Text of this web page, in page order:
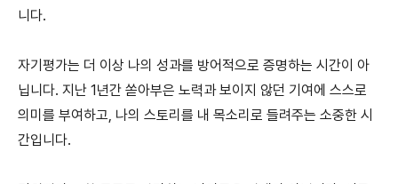
니다.
자기평가는 더 이상 나의 성과를 방어적으로 증명하는 시간이 아
닙니다. 지난 1년간 쏟아부은 노력과 보이지 않던 기여에 스스로
의미를 부여하고, 나의 스토리를 내 목소리로 들려주는 소중한 시
간입니다.